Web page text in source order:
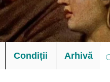
Condiții Arhivă